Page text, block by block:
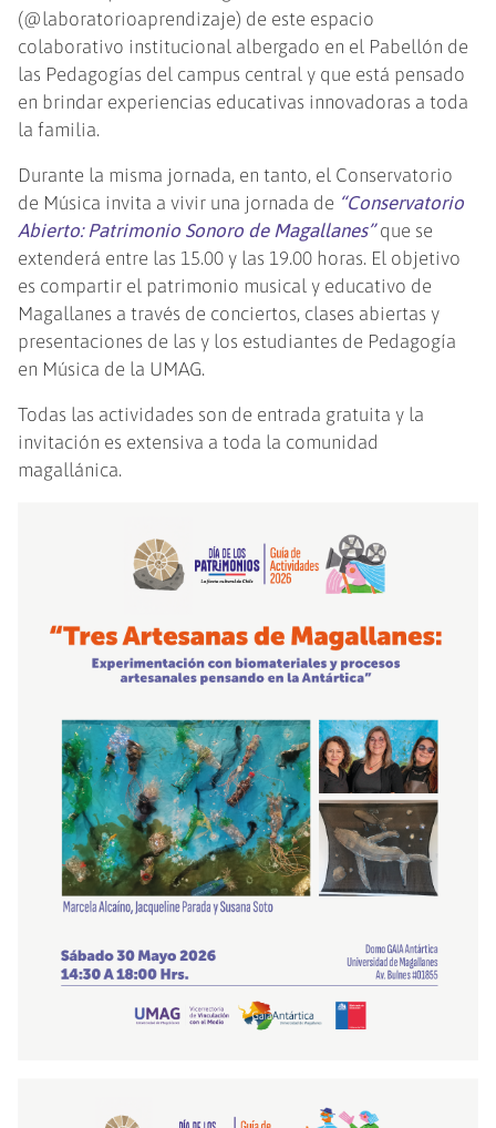
(@laboratorioaprendizaje) de este espacio
colaborativo institucional albergado en el Pabellón de
las Pedagogías del campus central y que está pensado
en brindar experiencias educativas innovadoras a toda
la familia.
Durante la misma jornada, en tanto, el Conservatorio
de Música invita a vivir una jornada de “Conservatorio
Abierto: Patrimonio Sonoro de Magallanes”que se
extenderá entre las 15.00 y las 19.00 horas. El objetivo
es compartir el patrimonio musical y educativo de
Magallanes a través de conciertos, clases abiertas y
presentaciones de las y los estudiantes de Pedagogía
en Música de la UMAG.
Todas las actividades son de entrada gratuita y la
invitación es extensiva a toda la comunidad
magallánica.